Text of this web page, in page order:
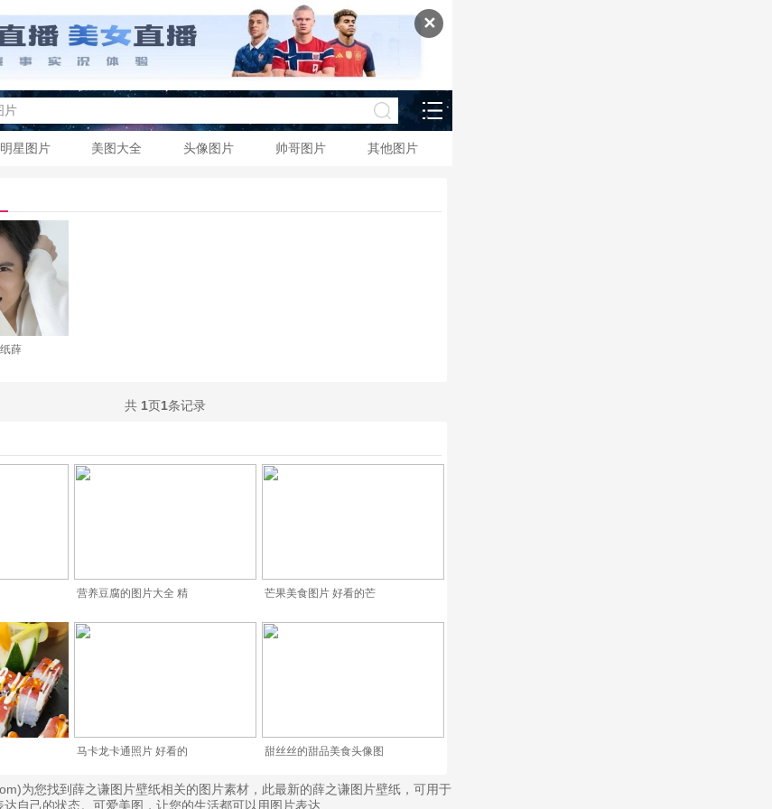
✕
明星图片 美图大全 头像图片 帅哥图片 其他图片
薛
共 1页1条记录
营养豆腐的图片大全 精 芒果美食图片 好看的芒
马卡龙卡通照片 好看的 甜丝丝的甜品美食头像图
为您找到薛之谦图片壁纸相关的图片素材，此最新的薛之谦图片壁纸，可用于
自己的状态。可爱美图，让您的生活都可以用图片表达